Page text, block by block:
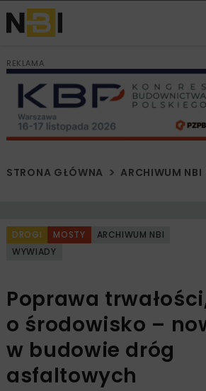
REKLAMA
STRONA GŁÓWNA ARCHIWUM NBI
DROGI MOSTY
ARCHIWUM NBI
WYWIADY
Poprawa
o środowisko –
w budowie dróg
asfaltowych